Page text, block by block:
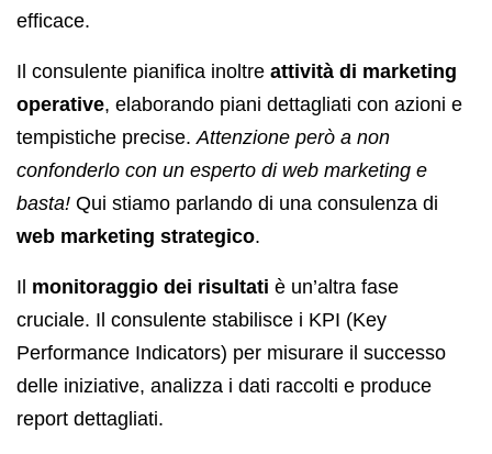
efficace.
Il consulente pianifica inoltre attività di marketing
operative, elaborando piani dettagliati con azioni e
tempistiche precise. Attenzione però a non
confonderlo con un esperto di web marketing e
basta! Qui stiamo parlando di una consulenza di
web marketing strategico.
Il monitoraggio dei risultati è un’altra fase
cruciale. Il consulente stabilisce i KPI (Key
Performance Indicators) per misurare il successo
delle iniziative, analizza i dati raccolti e produce
report dettagliati.